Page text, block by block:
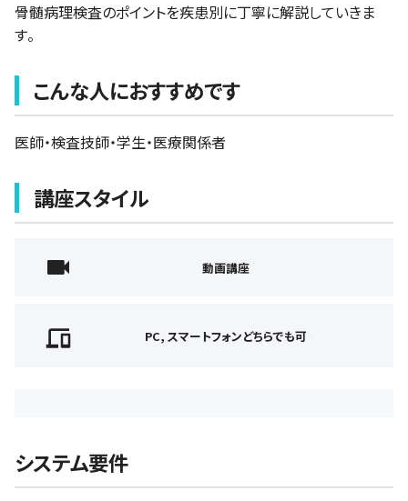
骨髄病理検査のポイントを疾患別に丁寧に解説していきま
す。
こんな人におすすめです
医師・検査技師・学生・医療関係者
講座スタイル
動画講座
PC, スマートフォンどちらでも可
システム要件